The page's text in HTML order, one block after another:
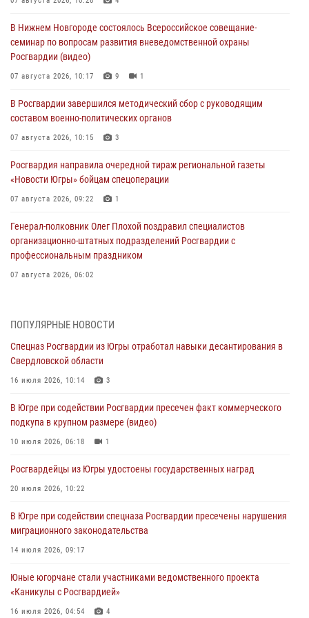
В Нижнем Новгороде состоялось Всероссийское совещание-
семинар по вопросам развития вневедомственной охраны
Росгвардии (видео)
07 августа 2026, 10:17 9 1
В Росгвардии завершился методический сбор с руководящим
составом военно-политических органов
07 августа 2026, 10:15 3
Росгвардия направила очередной тираж региональной газеты
«Новости Югры» бойцам спецоперации
07 августа 2026, 09:22 1
Генерал-полковник Олег Плохой поздравил специалистов
организационно-штатных подразделений Росгвардии с
профессиональным праздником
07 августа 2026, 06:02
Военнослужащие Росгвардии сбили дрон-разведчик ВСУ на южном
направлении
Офицеры Росгвардии и ветераны войск правопорядка почтили
память генерала армии Ивана Кирилловича Яковлева
В Югре при силовой поддержке ОМОН Росгвардии задержаны
06 августа 2026, 09:07 2 1
Урайский отдел вневедомственной охраны Росгвардии отмечает
05 августа 2026, 12:01 3
ПОПУЛЯРНЫЕ НОВОСТИ
Спецназ Росгвардии из Югры отработал навыки десантирования в
Свердловской области
16 июля 2026, 10:14 3
В Югре при содействии Росгвардии пресечен факт коммерческого
подкупа в крупном размере (видео)
10 июля 2026, 06:18 1
Росгвардейцы из Югры удостоены государственных наград
20 июля 2026, 10:22
В Югре при содействии спецназа Росгвардии пресечены нарушения
миграционного законодательства
14 июля 2026, 09:17
Юные югорчане стали участниками ведомственного проекта
«Каникулы с Росгвардией»
16 июля 2026, 04:54 4